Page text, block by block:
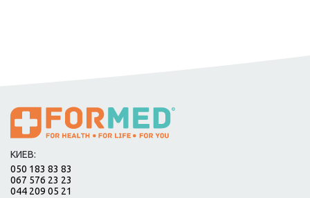
КИЕВ:
050 183 83 83
067 576 23 23
044 209 05 21